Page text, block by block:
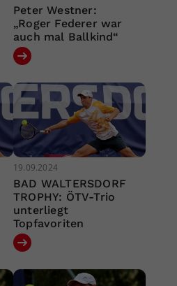
Peter Westner:
„Roger Federer war
auch mal Ballkind“
19.09.2024
BAD WALTERSDORF
TROPHY: ÖTV-Trio
unterliegt
Topfavoriten